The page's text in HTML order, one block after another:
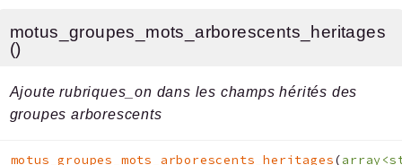
motus_groupes_mots_arborescents_heritages
()
Ajoute rubriques_on dans les champs hérités des
groupes arborescents
motus_groupes_mots_arborescents_heritages(